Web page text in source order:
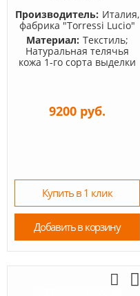
Производитель: Италия,
фабрика "Torressi Lucio"
Материал: Текстиль;
Натуральная телячья
кожа 1-го сорта выделки
9200 руб.
Купить в 1 клик
Добавить в корзину